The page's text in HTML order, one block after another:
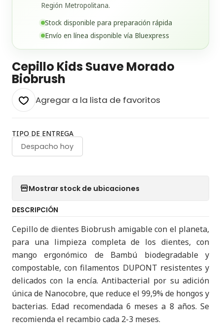
Región Metropolitana.
Stock disponible para preparación rápida
Envío en línea disponible vía Bluexpress
Cepillo Kids Suave Morado
Biobrush
Agregar a la lista de favoritos
TIPO DE ENTREGA
Despacho hoy
Mostrar stock de ubicaciones
DESCRIPCIÓN
Cepillo de dientes Biobrush amigable con el planeta,
para una limpieza completa de los dientes, con
mango ergonómico de Bambú biodegradable y
compostable, con filamentos DUPONT resistentes y
delicados con la encía. Antibacterial por su adición
única de Nanocobre, que reduce el 99,9% de hongos y
bacterias. Edad recomendada 6 meses a 8 años. Se
recomienda el recambio cada 2-3 meses.